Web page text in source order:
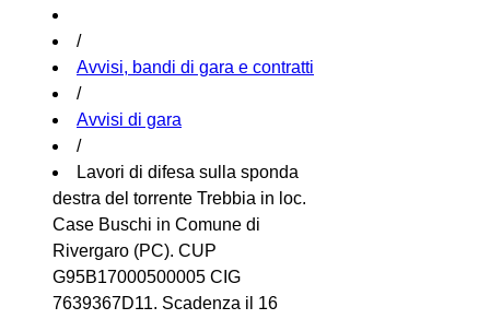
/
Avvisi, bandi di gara e contratti
/
Avvisi di gara
/
Lavori di difesa sulla sponda
destra del torrente Trebbia in loc.
Case Buschi in Comune di
Rivergaro (PC). CUP
G95B17000500005 CIG
7639367D11. Scadenza il 16